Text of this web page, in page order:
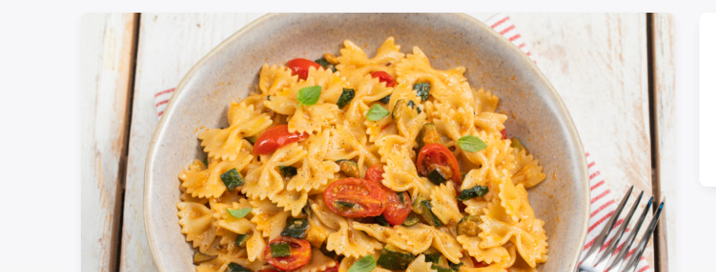
Pizza und focaccia
Kuchen und Backwaren
Neueste rezepte